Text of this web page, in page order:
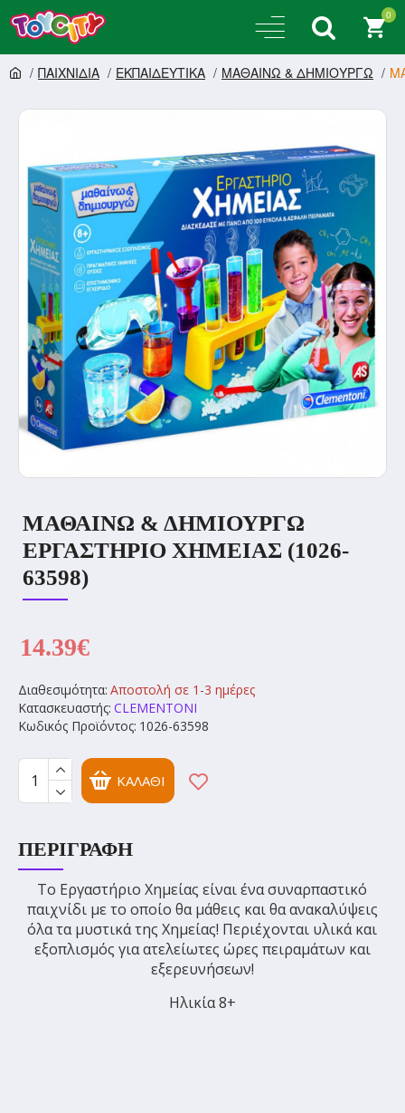
0
ΠΑΙΧΝΙΔΙΑ ΕΚΠΑΙΔΕΥΤΙΚΑ ΜΑΘΑΙΝΩ & ΔΗΜΙΟΥΡΓΩ
ΣΕ 1-3 ΗΜΈΡΕΣ
ΜΑΘΑΙΝΩ & ΔΗΜΙΟΥΡΓΩ
ΕΡΓΑΣΤΗΡΙΟ ΧΗΜΕΙΑΣ (1026-
63598)
Διαθεσιμότητα: Αποστολή σε 1-3 ημέρες
Κατασκευαστής: CLEMENTONI
Κωδικός Προϊόντος: 1026-63598
14.39€
ΚΑΛΆΘΙ
ΠΕΡΙΓΡΑΦΉ
Το Εργαστήριο Χημείας είναι ένα συναρπαστικό
παιχνίδι με το οποίο θα μάθεις και θα ανακαλύψεις
όλα τα μυστικά της Χημείας! Περιέχονται υλικά και
εξοπλισμός για ατελείωτες ώρες πειραμάτων και
εξερευνήσεων!
Ηλικία 8+